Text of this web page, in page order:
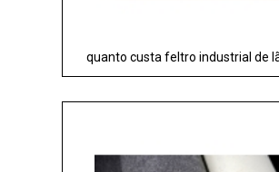
quanto custa feltro industrial de